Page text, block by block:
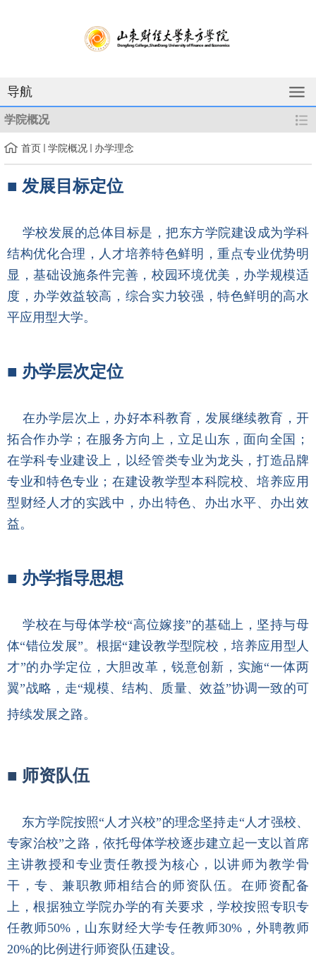
导航
学院概况
首页 学院概况 办学理念
■ 发展目标定位
学校发展的总体目标是，把东方学院建设成为学科
结构优化合理，人才培养特色鲜明，重点专业优势明
显，基础设施条件完善，校园环境优美，办学规模适
度，办学效益较高，综合实力较强，特色鲜明的高水
平应用型大学。
■ 办学层次定位
在办学层次上，办好本科教育，发展继续教育，开
拓合作办学；在服务方向上，立足山东，面向全国；
在学科专业建设上，以经管类专业为龙头，打造品牌
专业和特色专业；在建设教学型本科院校、培养应用
型财经人才的实践中，办出特色、办出水平、办出效
益。
■ 办学指导思想
学校在与母体学校“高位嫁接”的基础上，坚持与母
体“错位发展”。根据“建设教学型院校，培养应用型人
才”的办学定位，大胆改革，锐意创新，实施“一体两
翼”战略，走“规模、结构、质量、效益”协调一致的可
持续发展之路。
■ 师资队伍
东方学院按照“人才兴校”的理念坚持走“人才强校、
专家治校”之路，依托母体学校逐步建立起一支以首席
主讲教授和专业责任教授为核心，以讲师为教学骨
干，专、兼职教师相结合的师资队伍。在师资配备
上，根据独立学院办学的有关要求，学校按照专职专
任教师50%，山东财经大学专任教师30%，外聘教师
20%的比例进行师资队伍建设。